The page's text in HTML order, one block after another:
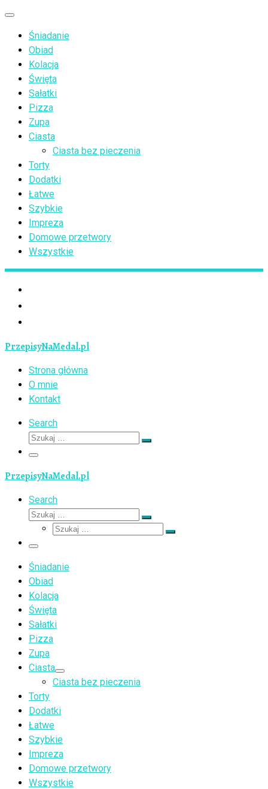
Przejdź
treści
Menu
Śniadanie
Obiad
Kolacja
Święta
Sałatki
Pizza
Zupa
Ciasta
Ciasta bez pieczenia
Torty
Dodatki
Łatwe
Szybkie
Impreza
Domowe przetwory
Wszystkie
PrzepisyNaMedal.pl
Strona główna
O mnie
Kontakt
Search
Szukaj
Szukaj
Menu
PrzepisyNaMedal.pl
Search
Szukaj
Szukaj
Szukaj
Szukaj
Menu
Śniadanie
Obiad
Kolacja
Święta
Sałatki
Pizza
Zupa
Ciasta
Ciasta bez pieczenia
Torty
Dodatki
Łatwe
Szybkie
Impreza
Domowe przetwory
Wszystkie